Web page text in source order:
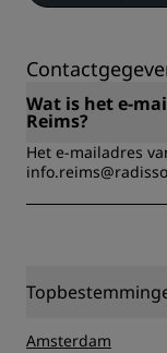
Wat is het e-
Reims?
Het e-mailadres
Amsterdam